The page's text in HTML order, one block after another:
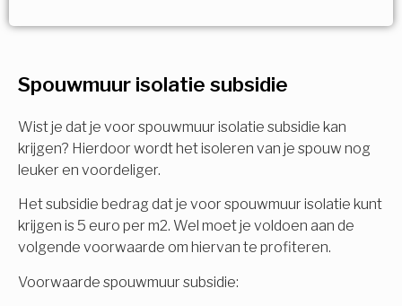
Spouwmuur isolatie subsidie
Wist je dat je voor spouwmuur isolatie subsidie kan
krijgen? Hierdoor wordt het isoleren van je spouw nog
leuker en voordeliger.
Het subsidie bedrag dat je voor spouwmuur isolatie kunt
krijgen is 5 euro per m2. Wel moet je voldoen aan de
volgende voorwaarde om hiervan te profiteren.
Voorwaarde spouwmuur subsidie:
Meerdere keuzes mogelijk
Isolatiemaatregel
Spouwisolatie
Vloerisolatie
Dakisolatie
Gevelisolatie
subsidie!
Vul uw gegevens in en ontvang nu direct uw
berekening per mail.
Voornaam